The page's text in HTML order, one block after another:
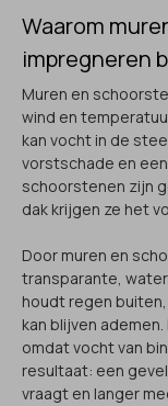
Waarom
impregneren
Muren en
wind en
kan vocht in de
vorstschade en
schoorstenen zijn
dak krijgen ze het
Door muren en
transparante,
houdt regen
kan blijven
omdat vocht van
resultaat: een
vraagt en langer